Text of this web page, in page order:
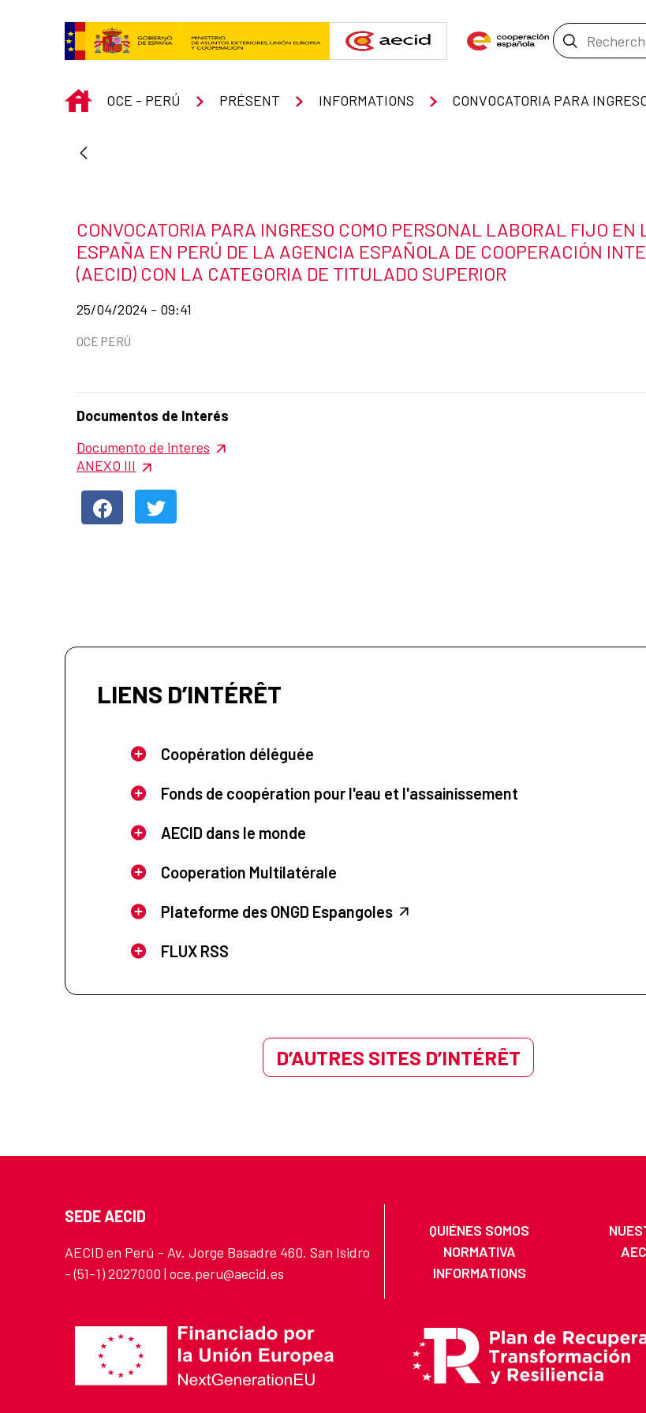
Barre de
INICIO
OCE - PERÚ PRÉSENT INFORMATIONS
Título de la noticia
CONVOCATORIA PARA INGRESO COMO PERSONAL LABORAL FIJO EN
ESPAÑA EN PERÚ DE LA AGENCIA ESPAÑOLA DE COOPERACIÓN
(AECID) CON LA CATEGORIA DE TITULADO SUPERIOR
Fecha de publicación de la noticia
25/04/2024 - 09:41
Categorías de la noticia
OCE PERÚ
Contenido de la noticia
Documentos de Interés
Documento de interes
ANEXO III
LIENS D’INTÉRÊT
Coopération déléguée
Fonds de coopération pour l'eau et l'assainissement
AECID dans le monde
Cooperation Multilatérale
Plateforme des ONGD Espangoles
FLUX RSS
D’AUTRES SITES D’INTÉRÊT
SEDE AECID
AECID en Perú - Av. Jorge Basadre 460. San Isidro
- (51-1) 2027000 | oce.peru@aecid.es
QUIÉNES SOMOS
NORMATIVA
INFORMATIONS